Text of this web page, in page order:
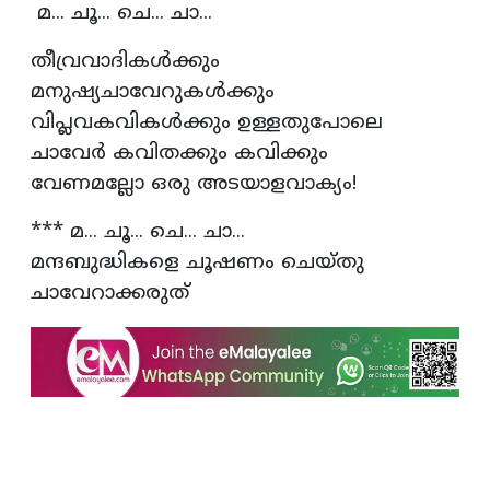
മ... ചൂ... ചെ... ചാ...
തീവ്രവാദികൾക്കും
മനുഷ്യചാവേറുകൾക്കും
വിപ്ലവകവികൾക്കും ഉള്ളതുപോലെ
ചാവേർ കവിതക്കും കവിക്കും
വേണമല്ലോ ഒരു അടയാളവാക്യം!
*** മ... ചൂ... ചെ... ചാ...
മന്ദബുദ്ധികളെ ചൂഷണം ചെയ്തു
ചാവേറാക്കരുത്